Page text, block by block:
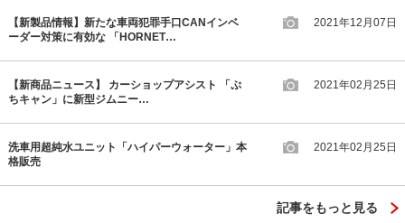
【新製品情報】新たな車両犯罪手口CANインベ
ーダー対策に有効な 「HORNET…
2021年12月07日
【新商品ニュース】 カーショップアシスト 「ぷ
ちキャン」に新型ジムニー…
2021年02月25日
洗車用超純水ユニット「ハイパーウォーター」本
格販売
2021年02月25日
記事をもっと見る